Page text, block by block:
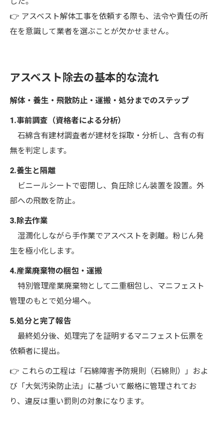
👉 アスベスト解体工事を依頼する際も、法令や責任の所
在を意識して業者を選ぶことが欠かせません。
アスベスト除去の基本的な流れ
解体・養生・飛散防止・運搬・処分までのステップ
1.事前調査（資格者による分析）
石綿含有建材調査者が建材を採取・分析し、含有の有
無を判定します。
2.養生と隔離
ビニールシートで密閉し、負圧除じん装置を設置。外
部への飛散を防止。
3.除去作業
湿潤化しながら手作業でアスベストを剥離。粉じん発
生を極小化します。
4.産業廃棄物の梱包・運搬
特別管理産業廃棄物として二重梱包し、マニフェスト
管理のもとで処分場へ。
5.処分と完了報告
最終処分後、処理完了を証明するマニフェスト伝票を
依頼者に提出。
👉 これらの工程は「石綿障害予防規則（石綿則）」およ
び「大気汚染防止法」に基づいて厳格に管理されてお
り、違反は重い罰則の対象になります。